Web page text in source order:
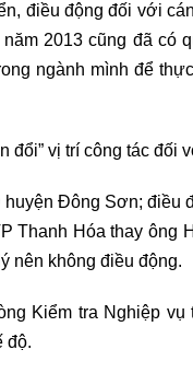
điều động đối với
2013 cũng đã có
ngành mình để
đổi” vị trí công tác đối
Đông Sơn; điều
Thanh Hóa thay ông
nên không điều động.
Kiểm tra Nghiệp vụ
độ.